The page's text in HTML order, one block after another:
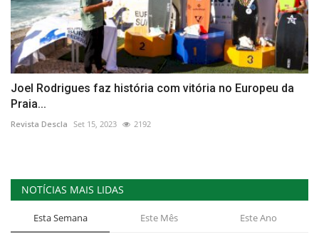
Joel Rodrigues faz história com vitória no Europeu da
Praia...
Revista Descla Set 15, 2023 2192
NOTÍCIAS MAIS LIDAS
Esta Semana Este Mês Este Ano